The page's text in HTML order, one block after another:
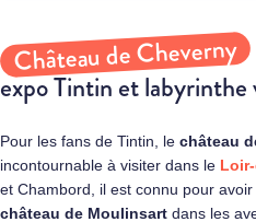
Château de Cheverny
expo Tintin et labyrinthe
Pour les fans de Tintin, le château
incontournable à visiter dans le
et Chambord, il est connu pour
château de Moulinsart dans les